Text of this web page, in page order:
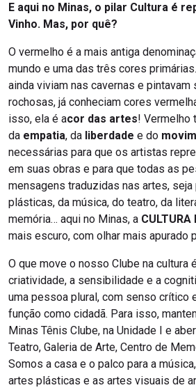
E aqui no Minas, o pilar Cultura é
Vinho. Mas, por quê?
O vermelho é a mais antiga
mundo e uma das três cores
ainda viviam nas cavernas e pintavam
rochosas, já conheciam cores
isso, ela é acor das artes! Vermelho
da empatia, da liberdade e do
necessárias para que os artistas
em suas obras e para que todas as
mensagens traduzidas nas artes,
plásticas, da música, do teatro, da
memória… aqui no Minas, a CULTURA
mais escuro, com olhar mais apurado
O que move o nosso Clube na cultura
criatividade, a sensibilidade e a
uma pessoa plural, com senso crítico
função como cidadã. Para isso,
Minas Tênis Clube, na Unidade I e
Teatro, Galeria de Arte, Centro de
Somos a casa e o palco para a
artes plásticas e as artes visuais de